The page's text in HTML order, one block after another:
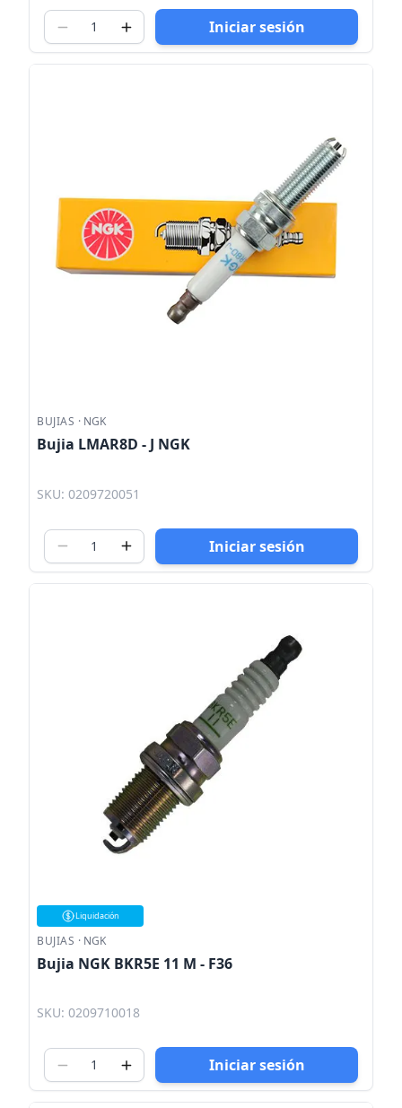
Iniciar sesión
BUJIAS · NGK
Bujia LMAR8D - J NGK
SKU: 0209720051
Iniciar sesión
Liquidación
BUJIAS · NGK
Bujia NGK BKR5E 11 M - F36
SKU: 0209710018
Iniciar sesión